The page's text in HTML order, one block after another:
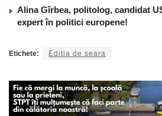
Alina Gîrbea, politolog, candidat
expert în politici europene!
Etichete: Editia de seara